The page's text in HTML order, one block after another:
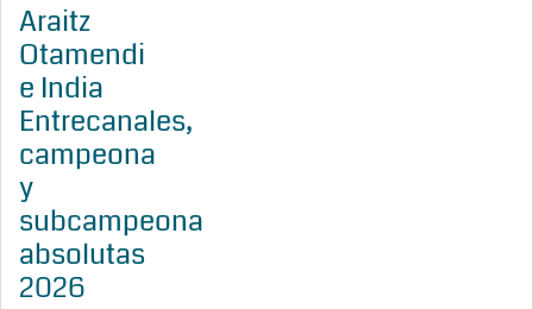
Araitz
Otamendi
e India
Entrecanales,
campeona
y
subcampeona
absolutas
2026